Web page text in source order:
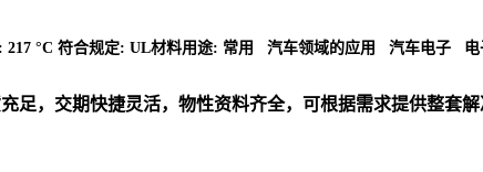
217 °C 符合规定: UL材料用途: 常用 汽车领域的应用 汽车电子 电
足，交期快捷灵活，物性资料齐全，可根据需求提供整套解